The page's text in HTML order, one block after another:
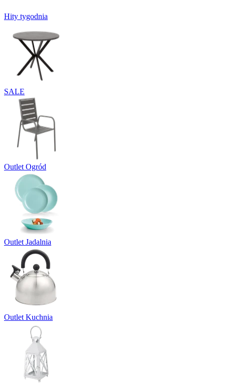
Hity tygodnia
SALE
Outlet Ogród
Outlet Jadalnia
Outlet Kuchnia